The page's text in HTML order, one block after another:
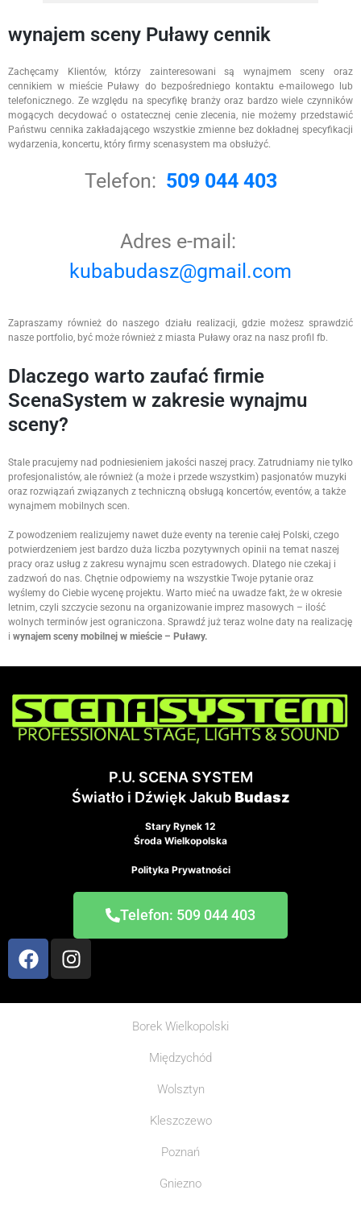
wynajem sceny Puławy cennik
Zachęcamy Klientów, którzy zainteresowani są wynajmem sceny oraz
cennikiem w mieście Puławy do bezpośredniego kontaktu e-mailowego lub
telefonicznego. Ze względu na specyfikę branży oraz bardzo wiele czynników
mogących decydować o ostatecznej cenie zlecenia, nie możemy przedstawić
Państwu cennika zakładającego wszystkie zmienne bez dokładnej specyfikacji
wydarzenia, koncertu, który firmy scenasystem ma obsłużyć.
Telefon: 509 044 403
Adres e-mail:
kubabudasz@gmail.com
Zapraszamy również do naszego działu realizacji, gdzie możesz sprawdzić
nasze portfolio, być może również z miasta Puławy oraz na nasz profil fb.
Dlaczego warto zaufać firmie
ScenaSystem w zakresie wynajmu
sceny?
Stale pracujemy nad podniesieniem jakości naszej pracy. Zatrudniamy nie tylko
profesjonalistów, ale również (a może i przede wszystkim) pasjonatów muzyki
oraz rozwiązań związanych z techniczną obsługą koncertów, eventów, a także
wynajmem mobilnych scen.
Z powodzeniem realizujemy nawet duże eventy na terenie całej Polski, czego
potwierdzeniem jest bardzo duża liczba pozytywnych opinii na temat naszej
pracy oraz usług z zakresu wynajmu scen estradowych. Dlatego nie czekaj i
zadzwoń do nas. Chętnie odpowiemy na wszystkie Twoje pytanie oraz
wyślemy do Ciebie wycenę projektu. Warto mieć na uwadze fakt, że w okresie
letnim, czyli szczycie sezonu na organizowanie imprez masowych – ilość
wolnych terminów jest ograniczona. Sprawdź już teraz wolne daty na realizację
i wynajem sceny mobilnej w mieście – Puławy.
P.U. SCENA SYSTEM
Światło i Dźwięk JakubBudasz
Stary Rynek 12
Środa Wielkopolska
Polityka Prywatności
Telefon: 509 044 403
Borek Wielkopolski
Międzychód
Wolsztyn
Kleszczewo
Poznań
Gniezno